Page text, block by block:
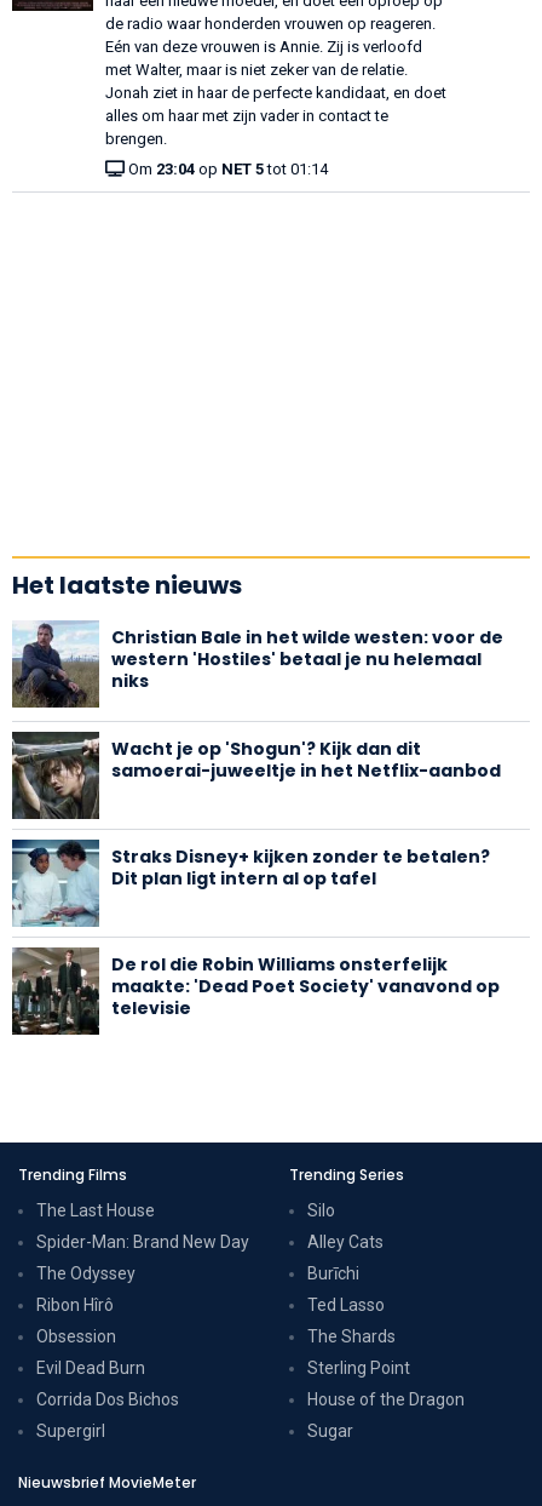
de radio waar honderden vrouwen op reageren.
Eén van deze vrouwen is Annie. Zij is verloofd
met Walter, maar is niet zeker van de relatie.
Jonah ziet in haar de perfecte kandidaat, en doet
alles om haar met zijn vader in contact te
brengen.
Om 23:04 op NET 5tot 01:14
Het laatste nieuws
Christian Bale in het wilde westen: voor de
western 'Hostiles' betaal je nu helemaal
niks
Wacht je op 'Shogun'? Kijk dan dit
samoerai-juweeltje in het Netflix-aanbod
Straks Disney+ kijken zonder te betalen?
Dit plan ligt intern al op tafel
De rol die Robin Williams onsterfelijk
maakte: 'Dead Poet Society' vanavond op
televisie
Trending Films
The Last House
Spider-Man: Brand New Day
The Odyssey
Ribon Hîrô
Obsession
Evil Dead Burn
Corrida Dos Bichos
Supergirl
Trending Series
Silo
Alley Cats
Burīchi
Ted Lasso
The Shards
Sterling Point
House of the Dragon
Sugar
Nieuwsbrief MovieMeter